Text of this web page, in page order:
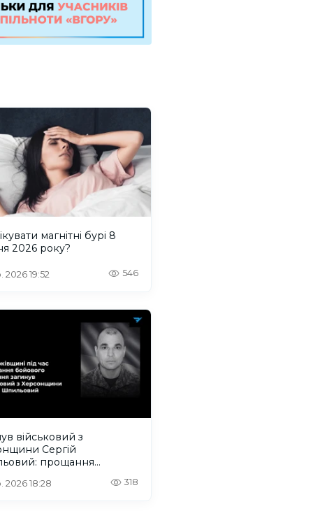
магнітні бурі 8
2026 року?
2026 19:52 546
військовий з
Сергій
прощання
2026 18:28 318